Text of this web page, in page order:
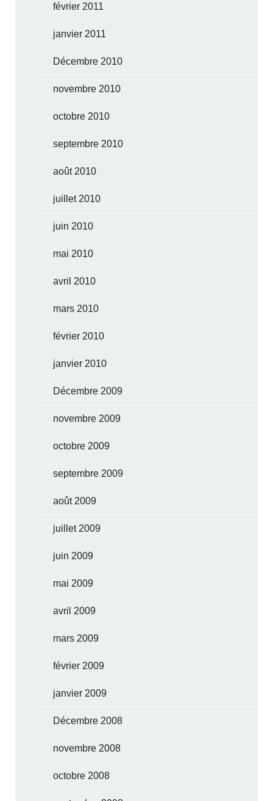
février 2011
janvier 2011
Décembre 2010
novembre 2010
octobre 2010
septembre 2010
août 2010
juillet 2010
juin 2010
mai 2010
avril 2010
mars 2010
février 2010
janvier 2010
Décembre 2009
novembre 2009
octobre 2009
septembre 2009
août 2009
juillet 2009
juin 2009
mai 2009
avril 2009
mars 2009
février 2009
janvier 2009
Décembre 2008
novembre 2008
octobre 2008